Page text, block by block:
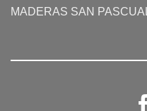
MADERAS SAN